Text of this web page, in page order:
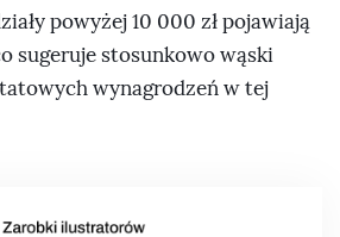
powyżej 10 000 zł pojawiają
sugeruje stosunkowo wąski
wynagrodzeń w tej